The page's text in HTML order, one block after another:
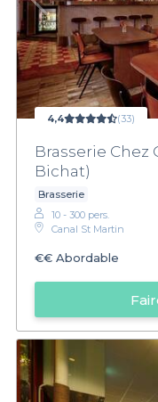
4,4 (33)
Brasserie
Bichat)
Brasserie
10 - 300 pers.
Canal St Martin
€€ Abordable